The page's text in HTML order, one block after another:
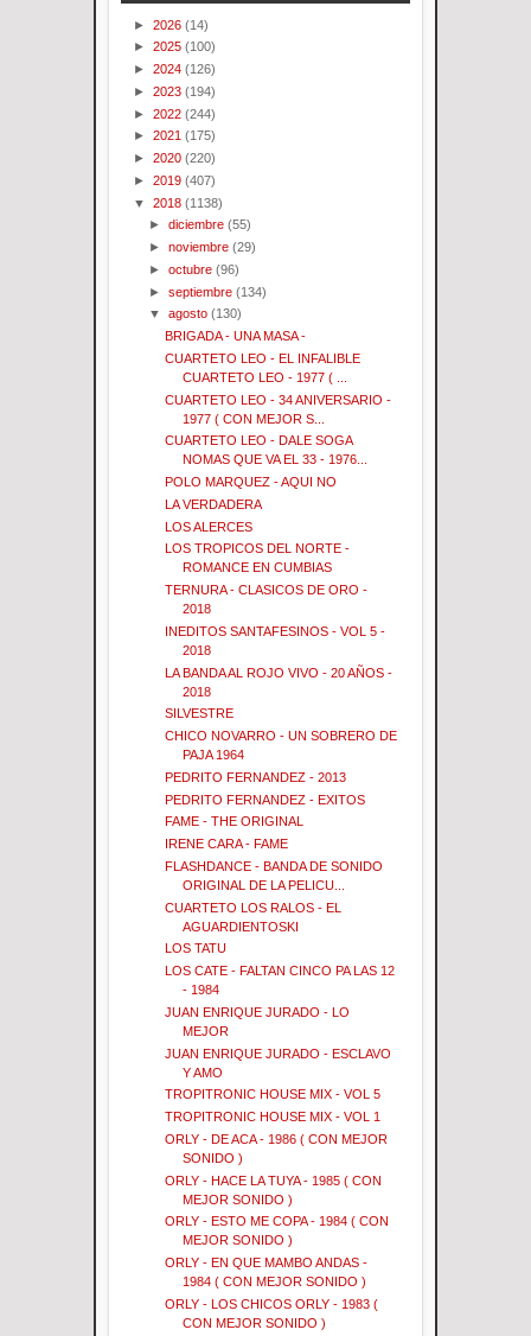
► 2026 (14)
► 2025 (100)
► 2024 (126)
► 2023 (194)
► 2022 (244)
► 2021 (175)
► 2020 (220)
► 2019 (407)
▼ 2018 (1138)
►diciembre (55)
►noviembre (29)
►octubre (96)
►septiembre (134)
▼agosto (130)
BRIGADA - UNA MASA -
CUARTETO LEO - EL INFALIBLE
CUARTETO LEO - 1977 ( ...
CUARTETO LEO - 34 ANIVERSARIO -
1977 ( CON MEJOR S...
CUARTETO LEO - DALE SOGA
NOMAS QUE VA EL 33 - 1976...
POLO MARQUEZ - AQUI NO
LA VERDADERA
LOS ALERCES
LOS TROPICOS DEL NORTE -
ROMANCE EN CUMBIAS
TERNURA - CLASICOS DE ORO -
2018
INEDITOS SANTAFESINOS - VOL 5 -
2018
LA BANDA AL ROJO VIVO - 20 AÑOS -
2018
SILVESTRE
CHICO NOVARRO - UN SOBRERO DE
PAJA 1964
PEDRITO FERNANDEZ - 2013
PEDRITO FERNANDEZ - EXITOS
FAME - THE ORIGINAL
IRENE CARA - FAME
FLASHDANCE - BANDA DE SONIDO
ORIGINAL DE LA PELICU...
CUARTETO LOS RALOS - EL
AGUARDIENTOSKI
LOS TATU
LOS CATE - FALTAN CINCO PA LAS 12
- 1984
JUAN ENRIQUE JURADO - LO
MEJOR
JUAN ENRIQUE JURADO - ESCLAVO
Y AMO
TROPITRONIC HOUSE MIX - VOL 5
TROPITRONIC HOUSE MIX - VOL 1
ORLY - DE ACA - 1986 ( CON MEJOR
SONIDO )
ORLY - HACE LA TUYA - 1985 ( CON
MEJOR SONIDO )
ORLY - ESTO ME COPA - 1984 ( CON
MEJOR SONIDO )
ORLY - EN QUE MAMBO ANDAS -
1984 ( CON MEJOR SONIDO )
ORLY - LOS CHICOS ORLY - 1983 (
CON MEJOR SONIDO )